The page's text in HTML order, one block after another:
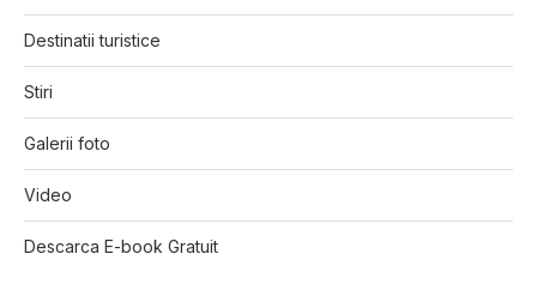
Destinatii turistice
Stiri
Galerii foto
Video
Descarca E-book Gratuit